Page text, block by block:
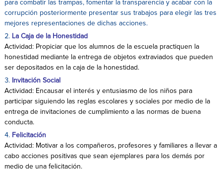
para combatir las trampas, fomentar la transparencia y acabar con la
corrupción posteriormente presentar sus trabajos para elegir las tres
mejores representaciones de dichas acciones.
La Caja de la Honestidad
Actividad: Propiciar que los alumnos de la escuela practiquen la
honestidad mediante la entrega de objetos extraviados que pueden
ser depositados en la caja de la honestidad.
Invitación Social
Actividad: Encausar el interés y entusiasmo de los niños para
participar siguiendo las reglas escolares y sociales por medio de la
entrega de invitaciones de cumplimiento a las normas de buena
conducta.
Felicitación
Actividad: Motivar a los compañeros, profesores y familiares a llevar a
cabo acciones positivas que sean ejemplares para los demás por
medio de una felicitación.